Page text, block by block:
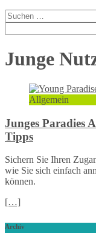
Suchen
nach:
Junge
Allgemein
Junges Paradies
Tipps
Sichern Sie Ihren
wie Sie sich einfach
können.
[…]
Archiv